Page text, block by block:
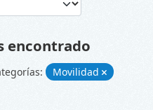
encontrado
Movilidad